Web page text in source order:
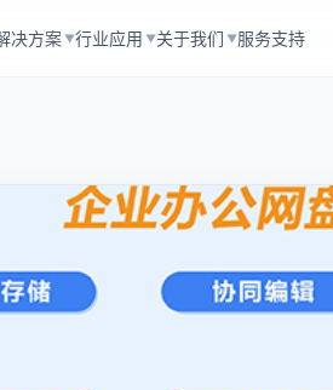
决方案 ▼行业应用 ▼关于我们 ▼服务支持